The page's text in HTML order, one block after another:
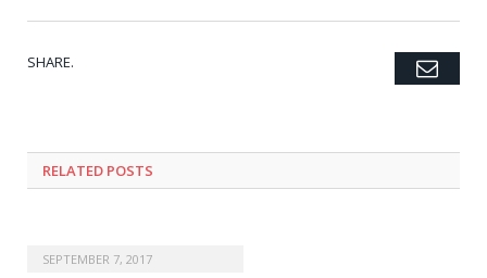
SHARE. Twitter
Facebook
Google+
Pinterest
LinkedIn
Tumblr
RELATED POSTS
SEPTEMBER 7, 2017